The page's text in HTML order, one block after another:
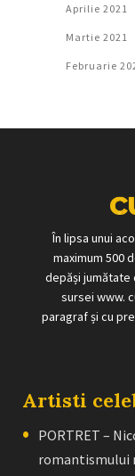
Aprilie 2021
Martie 2021
Februarie
În lipsa unui
maximum 500
depăși
sursei www.
paragraf și cu
Artisti
PORTRET –
romantismului